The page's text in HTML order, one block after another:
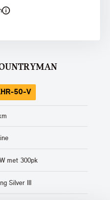
50-V
met 300pk
Silver III